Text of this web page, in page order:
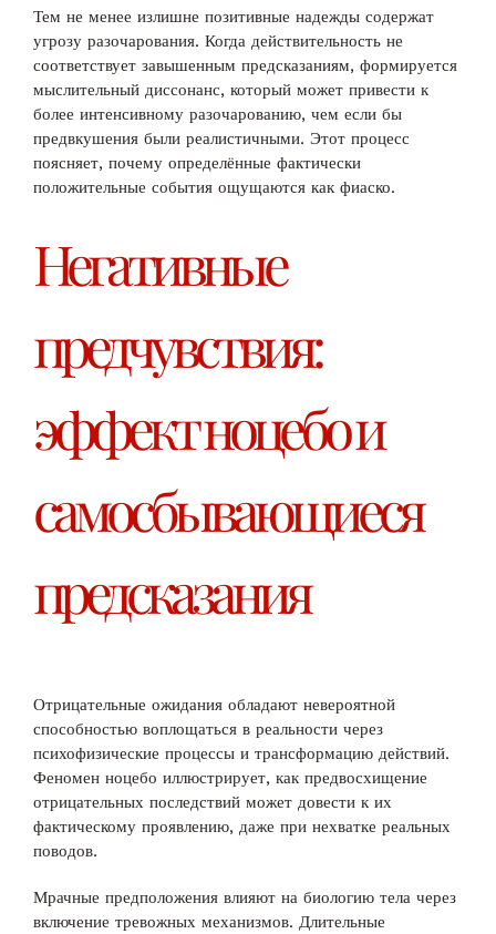
Тем не менее излишне позитивные надежды содержат
угрозу разочарования. Когда действительность не
соответствует завышенным предсказаниям, формируется
мыслительный диссонанс, который может привести к
более интенсивному разочарованию, чем если бы
предвкушения были реалистичными. Этот процесс
поясняет, почему определённые фактически
положительные события ощущаются как фиаско.
Негативные
предчувствия:
эффект ноцебо и
самосбывающиеся
предсказания
Отрицательные ожидания обладают невероятной
способностью воплощаться в реальности через
психофизические процессы и трансформацию действий.
Феномен ноцебо иллюстрирует, как предвосхищение
отрицательных последствий может довести к их
фактическому проявлению, даже при нехватке реальных
поводов.
Мрачные предположения влияют на биологию тела через
включение тревожных механизмов. Длительные